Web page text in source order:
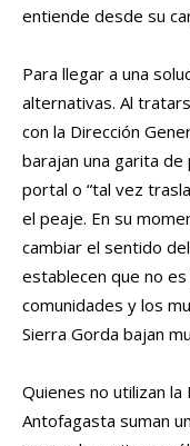
entiende desde su
Para llegar a una
alternativas. Al
con la Dirección
barajan una garita de
portal o “tal vez
el peaje. En su
cambiar el sentido
establecen que no
comunidades y los
Sierra Gorda bajan
Quienes no utilizan
Antofagasta suman